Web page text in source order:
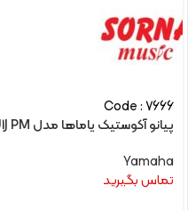
Code : 7666
پیانو آکوستیک یاماها مدل U1J PM
Yamaha
تماس بگیرید